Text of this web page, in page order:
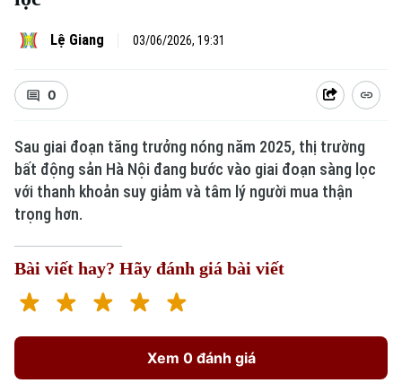
Lệ Giang 03/06/2026, 19:31
0
Sau giai đoạn tăng trưởng nóng năm 2025, thị trường
bất động sản Hà Nội đang bước vào giai đoạn sàng lọc
với thanh khoản suy giảm và tâm lý người mua thận
trọng hơn.
Bài viết hay? Hãy đánh giá bài viết
Xem 0 đánh giá